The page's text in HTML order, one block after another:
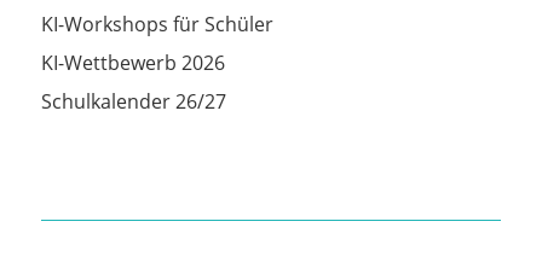
KI-Workshops für Schüler
KI-Wettbewerb 2026
Schulkalender 26/27